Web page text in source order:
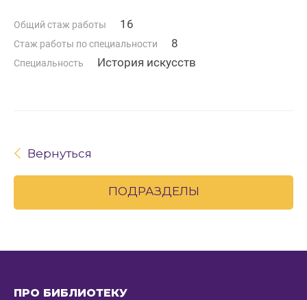
Общий стаж работы 16
Стаж работы по специальности 8
Специальность История искусств
Вернуться
ПОДРАЗДЕЛЫ
ПРО БИБЛИОТЕКУ